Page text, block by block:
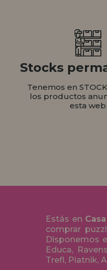
Stocks
Tenemos en
los productos
esta web
Estás en
comprar
Disponemos
Educa,
Trefl, Piatnik,